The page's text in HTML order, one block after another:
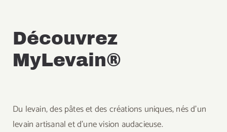
Découvrez
MyLevain®
Du levain, des pâtes et des créations uniques, nés d’un
levain artisanal et d’une vision audacieuse.